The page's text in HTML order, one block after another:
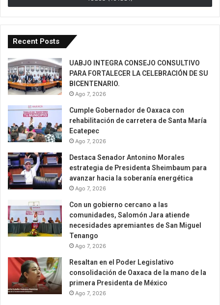
Recent Posts
UABJO INTEGRA CONSEJO CONSULTIVO
PARA FORTALECER LA CELEBRACIÓN DE SU
BICENTENARIO.
Ago 7, 2026
Cumple Gobernador de Oaxaca con
rehabilitación de carretera de Santa María
Ecatepec
Ago 7, 2026
Destaca Senador Antonino Morales
estrategia de Presidenta Sheimbaum para
avanzar hacia la soberanía energética
Ago 7, 2026
Con un gobierno cercano a las
comunidades, Salomón Jara atiende
necesidades apremiantes de San Miguel
Tenango
Ago 7, 2026
Resaltan en el Poder Legislativo
consolidación de Oaxaca de la mano de la
primera Presidenta de México
Ago 7, 2026